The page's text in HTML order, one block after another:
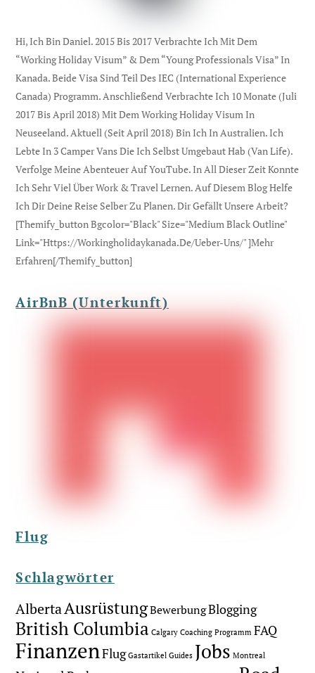
Hi, Ich Bin Daniel. 2015 Bis 2017 Verbrachte Ich Mit Dem
“Working Holiday Visum” & Dem “Young Professionals Visa” In
Kanada. Beide Visa Sind Teil Des IEC (international Experience
Canada) Programm. Anschließend Verbrachte Ich 10 Monate (Juli
2017 Bis April 2018) Mit Dem Working Holiday Visum In
Neuseeland. Aktuell (seit April 2018) Bin Ich In Australien. Ich
Lebte In 3 Camper Vans Die Ich Selbst Umgebaut Hab (Van Life).
Verfolge Meine Abenteuer Auf YouTube. In All Dieser Zeit Konnte
Ich Sehr Viel Über Work & Travel Lernen. Auf Diesem Blog Helfe
Ich Dir Deine Reise Selber Zu Planen. Dir Gefällt Unsere Arbeit?
[themify_button Bgcolor="black" Size="medium Black Outline"
Link="https://workingholidaykanada.de/ueber-Uns/" ]Mehr
Erfahren[/themify_button]
AirBnB (Unterkunft)
Flug
Schlagwörter
AlbertaAusrüstungBewerbungBlogging
British Columbia Calgary Coaching Programm FAQ
FinanzenFlug Gastartikel Guides Jobs Montreal